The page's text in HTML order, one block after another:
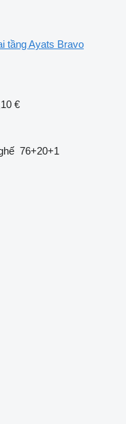
tầng Ayats Bravo
€
76+20+1